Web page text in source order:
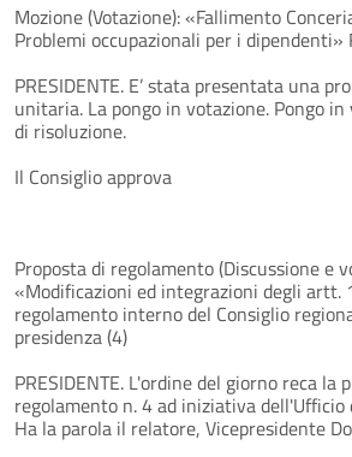
Mozione (Votazione): «Fallimento
Problemi occupazionali per i
PRESIDENTE. E’ stata presentata una
unitaria. La pongo in votazione. Pongo
di risoluzione.
Il Consiglio approva
Proposta di regolamento (Discussione e
«Modificazioni ed integrazioni degli artt.
regolamento interno del Consiglio
presidenza (4)
PRESIDENTE. L'ordine del giorno reca la
regolamento n. 4 ad iniziativa dell'Ufficio
Ha la parola il relatore, Vicepresidente